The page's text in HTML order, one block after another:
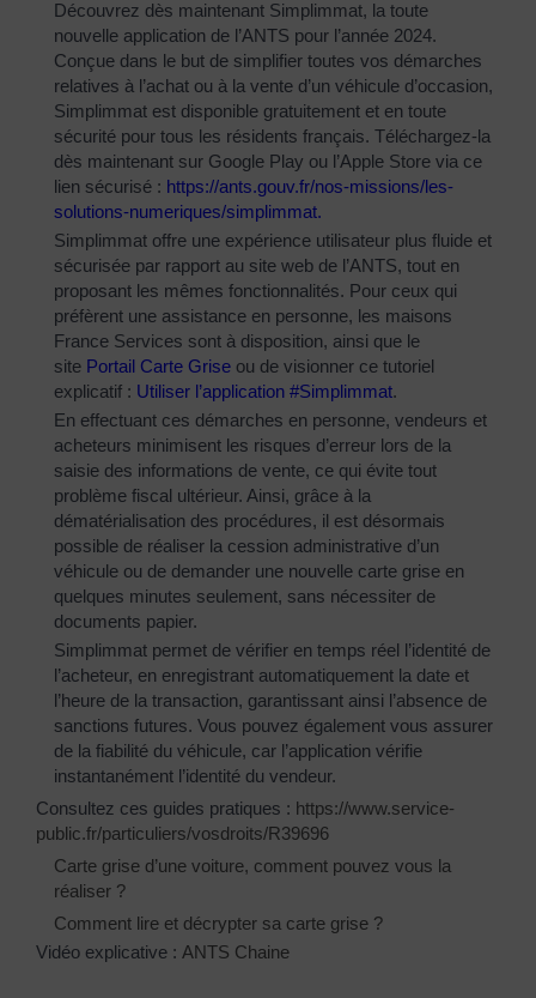
Découvrez dès maintenant Simplimmat, la toute
nouvelle application de l’ANTS pour l’année 2024.
Conçue dans le but de simplifier toutes vos démarches
relatives à l’achat ou à la vente d’un véhicule d’occasion,
Simplimmat est disponible gratuitement et en toute
sécurité pour tous les résidents français. Téléchargez-la
dès maintenant sur Google Play ou l’Apple Store via ce
lien sécurisé : https://ants.gouv.fr/nos-missions/les-
solutions-numeriques/simplimmat.
Simplimmat offre une expérience utilisateur plus fluide et
sécurisée par rapport au site web de l’ANTS, tout en
proposant les mêmes fonctionnalités. Pour ceux qui
préfèrent une assistance en personne, les maisons
France Services sont à disposition, ainsi que le
site Portail Carte Grise ou de visionner ce tutoriel
explicatif : Utiliser l’application #Simplimmat.
En effectuant ces démarches en personne, vendeurs et
acheteurs minimisent les risques d’erreur lors de la
saisie des informations de vente, ce qui évite tout
problème fiscal ultérieur. Ainsi, grâce à la
dématérialisation des procédures, il est désormais
possible de réaliser la cession administrative d’un
véhicule ou de demander une nouvelle carte grise en
quelques minutes seulement, sans nécessiter de
documents papier.
Simplimmat permet de vérifier en temps réel l’identité de
l’acheteur, en enregistrant automatiquement la date et
l’heure de la transaction, garantissant ainsi l’absence de
sanctions futures. Vous pouvez également vous assurer
de la fiabilité du véhicule, car l’application vérifie
instantanément l’identité du vendeur.
Consultez ces guides pratiques : https://www.service-
public.fr/particuliers/vosdroits/R39696
Carte grise d’une voiture, comment pouvez vous la
réaliser ?
Comment lire et décrypter sa carte grise ?
Vidéo explicative : ANTS Chaine